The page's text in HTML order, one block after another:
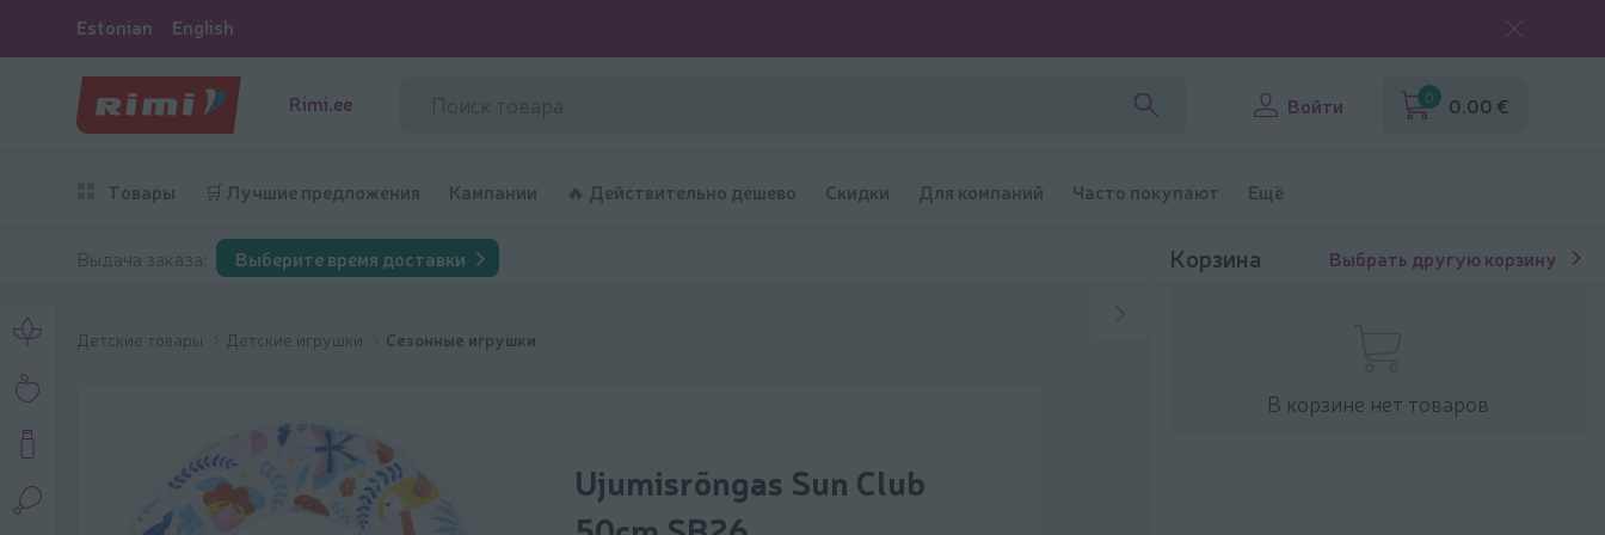
Estonian English
Rimi.ee Войти 0 0,00 €
Товары 🛒 Лучшие предложения Кампании 🔥 Действительно дешево Скидки Для компаний Часто покупают Ещё
Выдача заказа: Выберите время доставки
Детские товары Детские игрушки Сезонные игрушки
Ujumisrõngas Sun Club
Корзина Выбрать другую корзину
В корзине нет товаров